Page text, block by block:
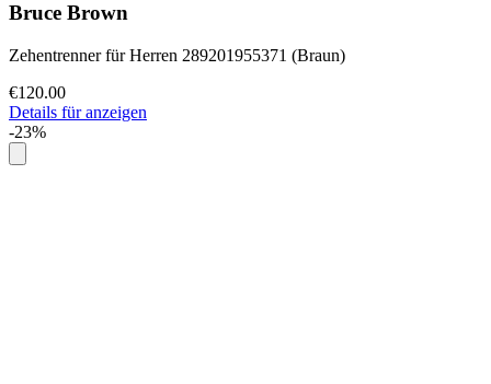
Bruce Brown
Zehentrenner für Herren 289201955371 (Braun)
€120.00
Details für anzeigen
-23%